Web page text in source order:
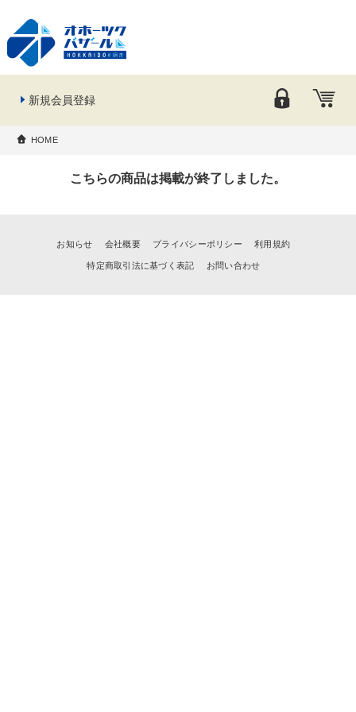
新規会員登録
HOME
こちらの商品は掲載が終了しました。
お知らせ 会社概要 プライバシーポリシー 利用規約
特定商取引法に基づく表記 お問い合わせ